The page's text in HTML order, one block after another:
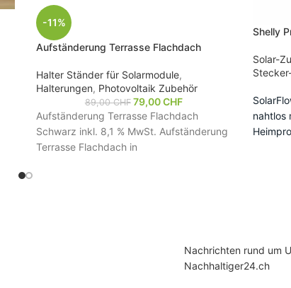
-11%
Aufständerung Terrasse Flachdach
Halter Ständer für Solarmodule,
Halterungen, Photovoltaik Zubehör
89,00CHF 79,00CHF
Aufständerung Terrasse Flachdach
Schwarz inkl. 8,1 % MwSt. Aufständerung
Terrasse Flachdach in
Shelly
Solar-
nahtlos
Nachrichten rund um
Nachhaltiger24.ch